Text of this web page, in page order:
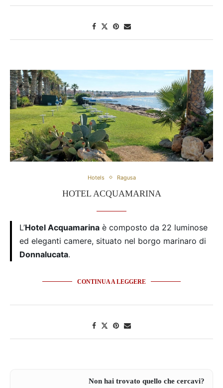
Hotels Ragusa
HOTEL ACQUAMARINA
L’Hotel Acquamarina è composto da 22 luminose
ed eleganti camere, situato nel borgo marinaro di
Donnalucata.
CONTINUA A LEGGERE
Non hai trovato quello che cercavi?